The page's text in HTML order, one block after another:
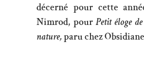
décerné pour cette
Nimrod, pourPetit éloge
nature,paru chez